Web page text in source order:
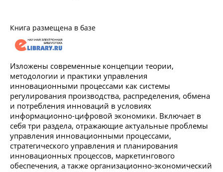
Книга размещена в базе
Изложены современные концепции теории,
методологии и практики управления
инновационными процессами как системы
регулирования производства, распределения, обмена
и потребления инноваций в условиях
информационно-цифровой экономики. Включает в
себя три раздела, отражающие актуальные проблемы
управления инновационными процессами,
стратегического управления и планирования
инновационных процессов, маркетингового
обеспечения, а также организационно-экономический